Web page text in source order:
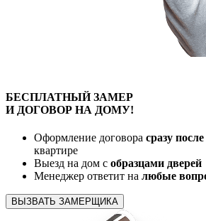
БЕСПЛАТНЫЙЗАМЕР
И ДОГОВОР НА ДОМУ!
Оформление договора сразу
квартире
Выезд на дом с образцами дверей
Менеджер ответит на любые
ВЫЗВАТЬ ЗАМЕРЩИКА